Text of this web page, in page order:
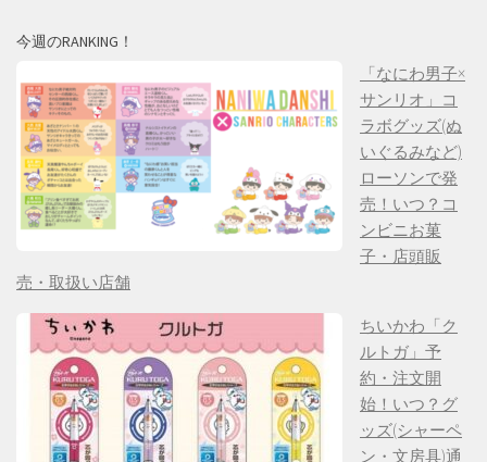
今週のRANKING！
「なにわ男子×
サンリオ」コ
ラボグッズ(ぬ
いぐるみなど)
ローソンで発
売！いつ？コ
ンビニお菓
子・店頭販
売・取扱い店舗
ちいかわ「ク
ルトガ」予
約・注文開
始！いつ？グ
ッズ(シャーペ
ン・文房具)通